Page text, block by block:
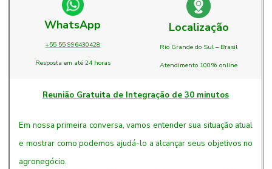
WhatsApp
+55 55 996430428
Resposta em até 24 horas
Localização
Rio Grande do Sul – Brasil
Atendimento 100% online
Reunião Gratuita de Integração de 30 minutos
Em nossa primeira conversa, vamos entender sua situação atual
e mostrar como podemos ajudá-lo a alcançar seus objetivos no
agronegócio.